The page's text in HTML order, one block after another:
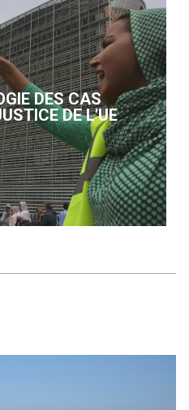
DES CAS
DE L'UE